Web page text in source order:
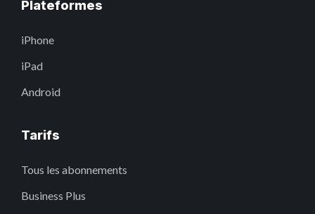
Plateformes
iPhone
iPad
Android
Tarifs
Tous les abonnements
Business Plus